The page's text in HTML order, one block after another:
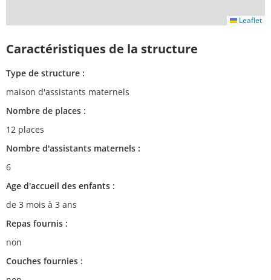
Leaflet
Caractéristiques de la structure
Type de structure :
maison d'assistants maternels
Nombre de places :
12 places
Nombre d'assistants maternels :
6
Age d'accueil des enfants :
de 3 mois à 3 ans
Repas fournis :
non
Couches fournies :